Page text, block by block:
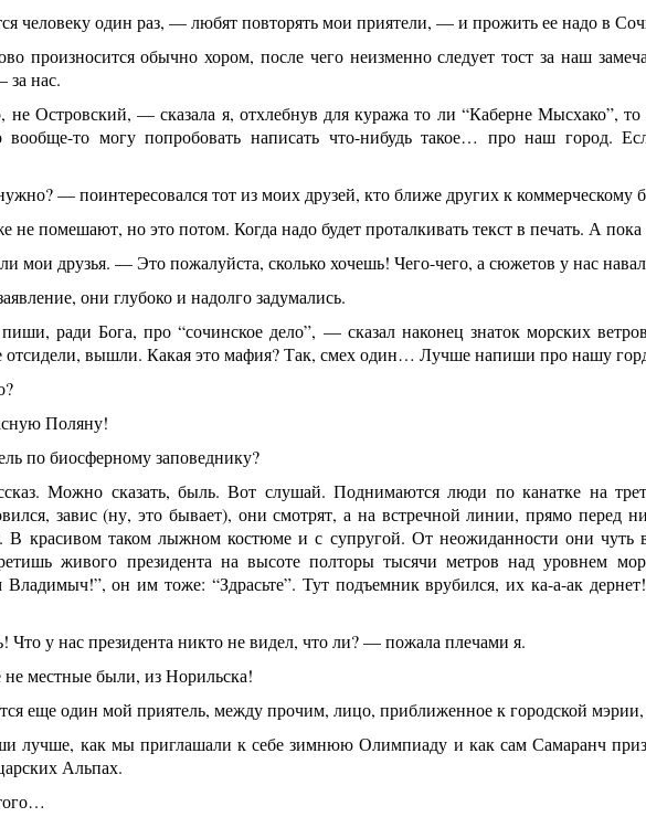
человеку один раз, — любят повторять мои приятели, — и прожить ее надо в
произносится обычно хором, после чего неизменно следует тост за наш
за нас.
Островский, — сказала я, отхлебнув для куража то ли “Каберне Мысхако”, то
то могу попробовать написать что-нибудь такое… про наш город.
— поинтересовался тот из моих друзей, кто ближе других к коммерческому
не помешают, но это потом. Когда надо будет проталкивать текст в печать. А
мои друзья. — Это пожалуйста, сколько хочешь! Чего-чего, а сюжетов у нас
они глубоко и надолго задумались.
ради Бога, про “сочинское дело”, — сказал наконец знаток морских
отсидели, вышли. Какая это мафия? Так, смех один… Лучше напиши про нашу
Поляну!
по биосферному заповеднику?
Можно сказать, быль. Вот слушай. Поднимаются люди по канатке на
завис (ну, это бывает), они смотрят, а на встречной линии, прямо перед
В красивом таком лыжном костюме и с супругой. От неожиданности они чуть
живого президента на высоте полторы тысячи метров над уровнем
Владимыч!”, он им тоже: “Здрасьте”. Тут подъемник врубился, их ка-а-ак
у нас президента никто не видел, что ли? — пожала плечами я.
местные были, из Норильска!
еще один мой приятель, между прочим, лицо, приближенное к городской мэрии,
лучше, как мы приглашали к себе зимнюю Олимпиаду и как сам Самаранч
Альпах.